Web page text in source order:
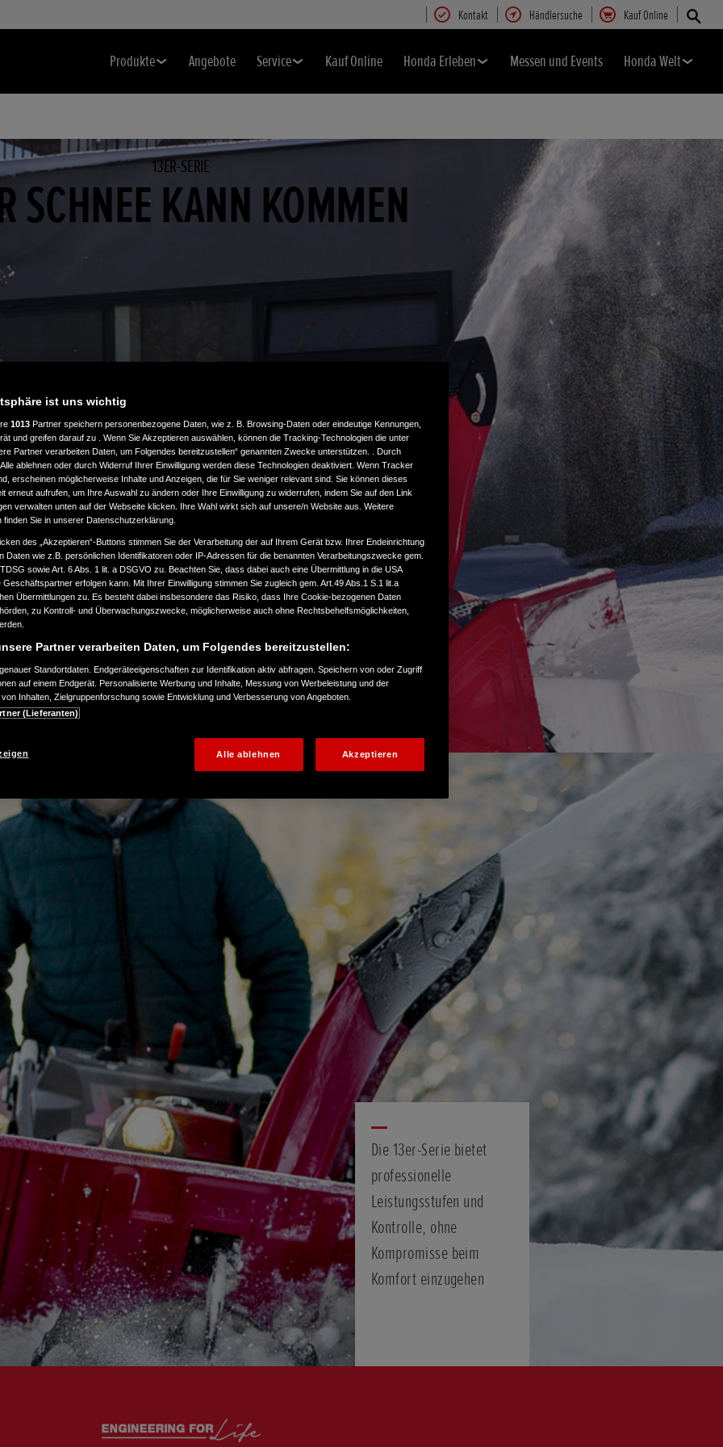
Kontakt Händlersuche Kauf Online
Produkte Angebote Service Kauf Online Honda Erleben Messen und Events Honda Welt
13ER-SERIE
SCHNEE KANN KOMMEN
Die 13er-Serie bietet
professionelle
Leistungsstufen und
Kontrolle, ohne
Kompromisse beim
Komfort einzugehen
ist uns wichtig
1013 Partner speichern personenbezogene Daten, wie z. B. Browsing-Daten oder eindeutige Kennungen,
und greifen darauf zu . Wenn Sie Akzeptieren auswählen, können die Tracking-Technologien die unter
Partner verarbeiten Daten, um Folgendes bereitzustellen“ genannten Zwecke unterstützen. . Durch
ablehnen oder durch Widerruf Ihrer Einwilligung werden diese Technologien deaktiviert. Wenn Tracker
erscheinen möglicherweise Inhalte und Anzeigen, die für Sie weniger relevant sind. Sie können dieses
erneut aufrufen, um Ihre Auswahl zu ändern oder Ihre Einwilligung zu widerrufen, indem Sie auf den Link
verwalten unten auf der Webseite klicken. Ihre Wahl wirkt sich auf unsere/n Website aus. Weitere
finden Sie in unserer Datenschutzerklärung.
des „Akzeptieren“-Buttons stimmen Sie der Verarbeitung der auf Ihrem Gerät bzw. Ihrer Endeinrichtung
Daten wie z.B. persönlichen Identifikatoren oder IP-Adressen für die benannten Verarbeitungszwecke gem.
sowie Art. 6 Abs. 1 lit. a DSGVO zu. Beachten Sie, dass dabei auch eine Übermittlung in die USA
erfolgen kann. Mit Ihrer Einwilligung stimmen Sie zugleich gem. Art.49 Abs.1 S.1 lit.a
Übermittlungen zu. Es besteht dabei insbesondere das Risiko, dass Ihre Cookie-bezogenen Daten
zu Kontroll- und Überwachungszwecke, möglicherweise auch ohne Rechtsbehelfsmöglichkeiten,
Partner verarbeiten Daten, um Folgendes bereitzustellen:
Standortdaten. Endgeräteeigenschaften zur Identifikation aktiv abfragen. Speichern von oder Zugriff
auf einem Endgerät. Personalisierte Werbung und Inhalte, Messung von Werbeleistung und der
Inhalten, Zielgruppenforschung sowie Entwicklung und Verbesserung von Angeboten.
(Lieferanten)
Alle ablehnen Akzeptieren